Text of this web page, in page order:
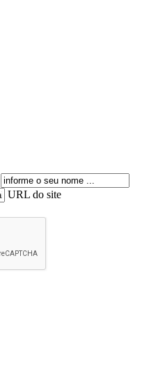
URL do site